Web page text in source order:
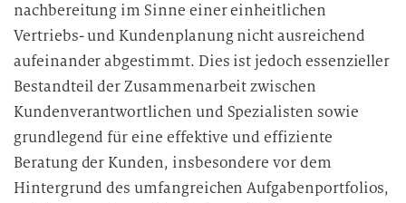
nachbereitung im Sinne einer einheitlichen
Vertriebs- und Kundenplanung nicht ausreichend
aufeinander abgestimmt. Dies ist jedoch essenzieller
Bestandteil der Zusammenarbeit zwischen
Kundenverantwortlichen und Spezialisten sowie
grundlegend für eine effektive und effiziente
Beratung der Kunden, insbesondere vor dem
Hintergrund des umfangreichen Aufgabenportfolios,